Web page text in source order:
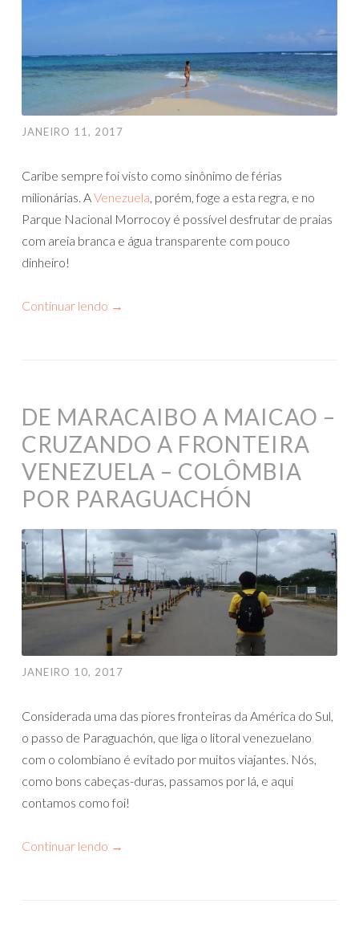
JANEIRO 11, 2017
Caribe sempre foi visto como sinônimo de férias
milionárias. AVenezuela, porém, foge a esta regra, e no
Parque Nacional Morrocoy é possível desfrutar de praias
com areia branca e água transparente com pouco
dinheiro!
Continuar lendo →
DE MARACAIBO A MAICAO –
CRUZANDO A FRONTEIRA
VENEZUELA – COLÔMBIA
POR PARAGUACHÓN
JANEIRO 10, 2017
Considerada uma das piores fronteiras da América do Sul,
o passo de Paraguachón, que liga o litoral venezuelano
com o colombiano é evitado por muitos viajantes. Nós,
como bons cabeças-duras, passamos por lá, e aqui
contamos como foi!
Continuar lendo →